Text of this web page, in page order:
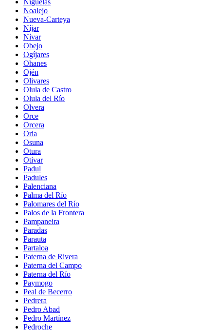
Noalejo
Nueva-Carteya
Níjar
Nívar
Obejo
Ogíjares
Ohanes
Ojén
Olivares
Olula de Castro
Olula del Río
Olvera
Orce
Orcera
Oria
Osuna
Otura
Otívar
Padul
Padules
Palenciana
Palma del Río
Palomares del Río
Palos de la Frontera
Pampaneira
Paradas
Parauta
Partaloa
Paterna de Rivera
Paterna del Campo
Paterna del Río
Paymogo
Peal de Becerro
Pedrera
Pedro Abad
Pedro Martínez
Pedroche